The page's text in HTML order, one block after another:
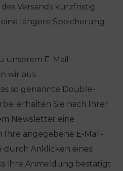
Versands kurzfristig
längere Speicherung
unserem E-Mail-
wir aus
so genannte Double-
erhalten Sie nach Ihrer
Newsletter eine
Ihre angegebene E-Mail-
durch Anklicken eines
Ihre Anmeldung bestätigt